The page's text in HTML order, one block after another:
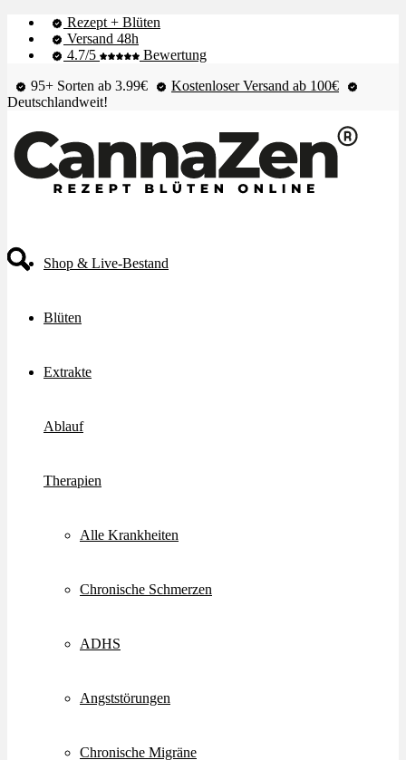
Rezept + Blüten
Versand 48h
4.7/5
Bewertung
95+ Sorten ab 3.99€
Kostenloser Versand ab 100€
Deutschlandweit!
Shop & Live-Bestand
Blüten
Extrakte
Ablauf
Therapien
Alle Krankheiten
Chronische Schmerzen
ADHS
Angststörungen
Chronische Migräne